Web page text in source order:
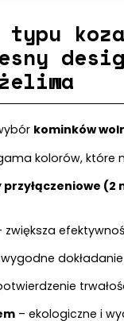
koza
kominków
kolorów, które
(2
zwiększa
– ekologiczne i